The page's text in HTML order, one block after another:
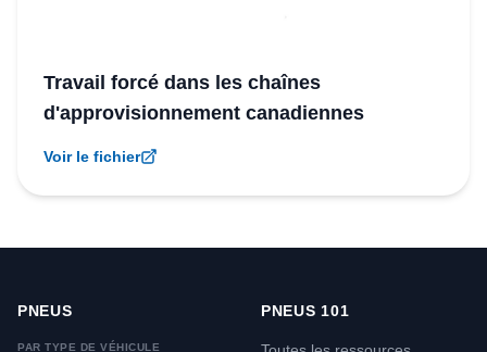
Travail forcé dans les chaînes
d'approvisionnement canadiennes
Voir le fichier
PNEUS
PAR TYPE DE VÉHICULE
PNEUS 101